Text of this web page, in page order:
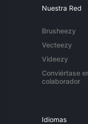
Nuestra Red
Brusheezy
Vecteezy
Videezy
Conviértase
colaborador
Idiomas